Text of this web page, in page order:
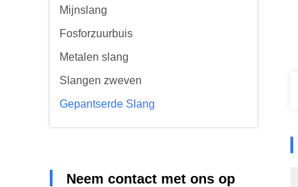
Mijnslang
Fosforzuurbuis
Metalen slang
Slangen zweven
Gepantserde Slang
Neem contact met ons op